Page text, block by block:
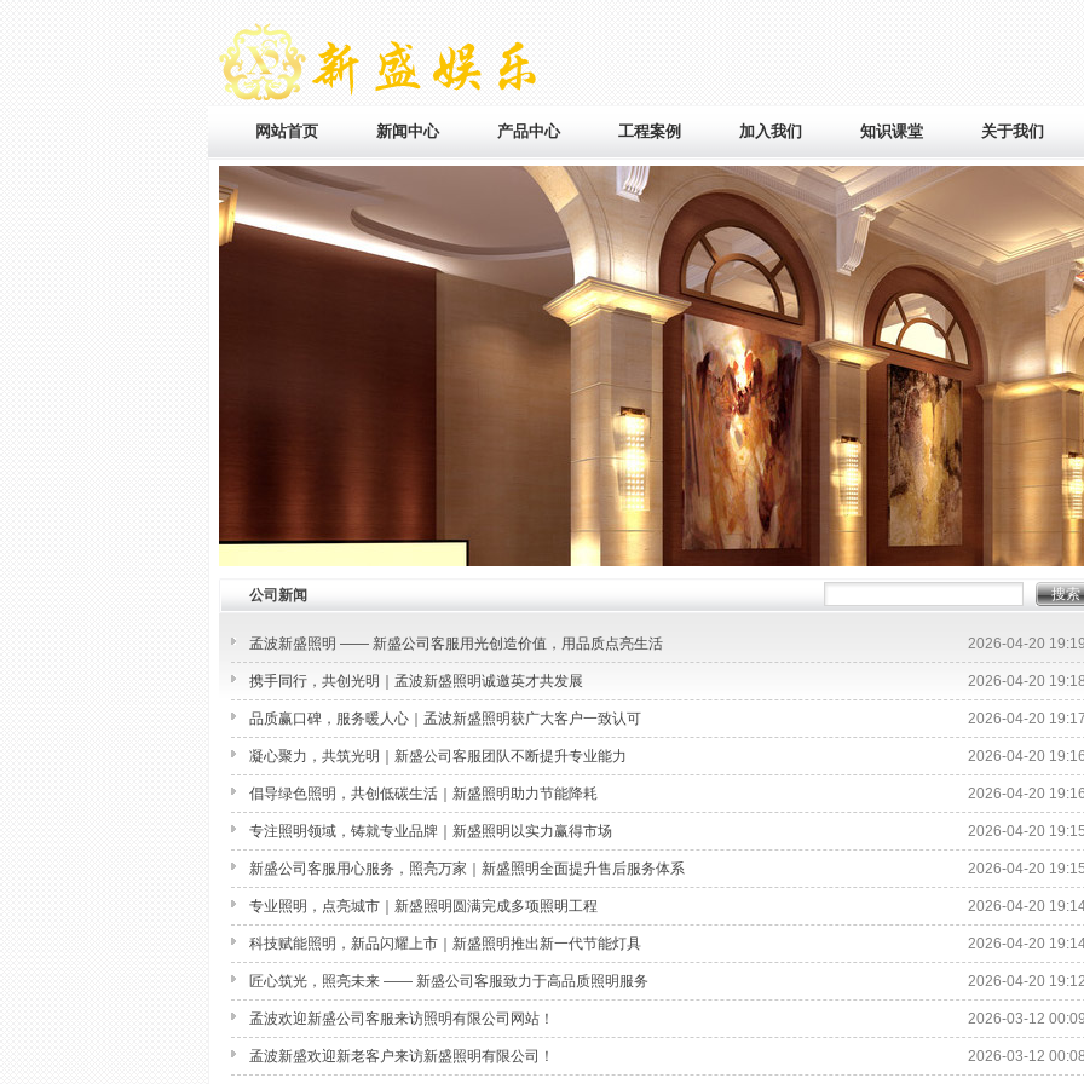
网站首页 新闻中心 产品中心 工程案例 加入我们 知识课堂 关于我们
公司新闻
孟波新盛照明 —— 新盛公司客服用光创造价值，用品质点亮生活 2026-04-20
携手同行，共创光明｜孟波新盛照明诚邀英才共发展 2026-04-20
品质赢口碑，服务暖人心｜孟波新盛照明获广大客户一致认可 2026-04-20
凝心聚力，共筑光明｜新盛公司客服团队不断提升专业能力 2026-04-20
倡导绿色照明，共创低碳生活｜新盛照明助力节能降耗 2026-04-20
专注照明领域，铸就专业品牌｜新盛照明以实力赢得市场 2026-04-20
新盛公司客服用心服务，照亮万家｜新盛照明全面提升售后服务体系 2026-04-20
专业照明，点亮城市｜新盛照明圆满完成多项照明工程 2026-04-20
科技赋能照明，新品闪耀上市｜新盛照明推出新一代节能灯具 2026-04-20
匠心筑光，照亮未来 —— 新盛公司客服致力于高品质照明服务 2026-04-20
孟波欢迎新盛公司客服来访照明有限公司网站！ 2026-03-12
孟波新盛欢迎新老客户来访新盛照明有限公司！ 2026-03-12